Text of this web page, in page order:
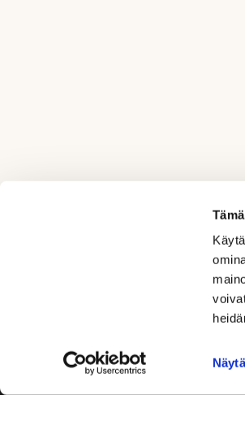
+358